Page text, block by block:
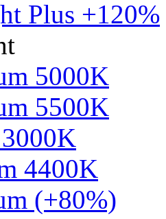
Plus +120%
5000K
5500K
4400K
(+80%)